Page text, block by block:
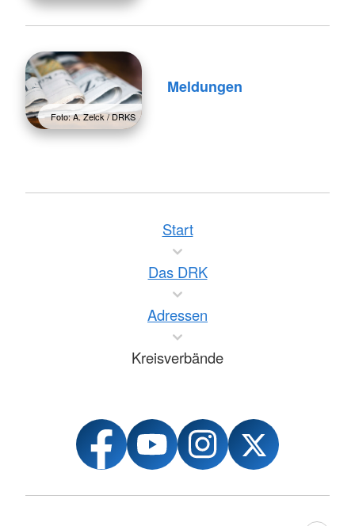
Foto: A. Zelck / DRKS
Meldungen
Start
Das DRK
Adressen
Kreisverbände